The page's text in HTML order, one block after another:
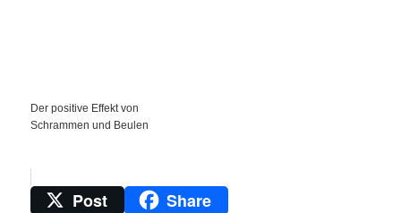
Der positive Effekt von
Schrammen und Beulen
Post Share